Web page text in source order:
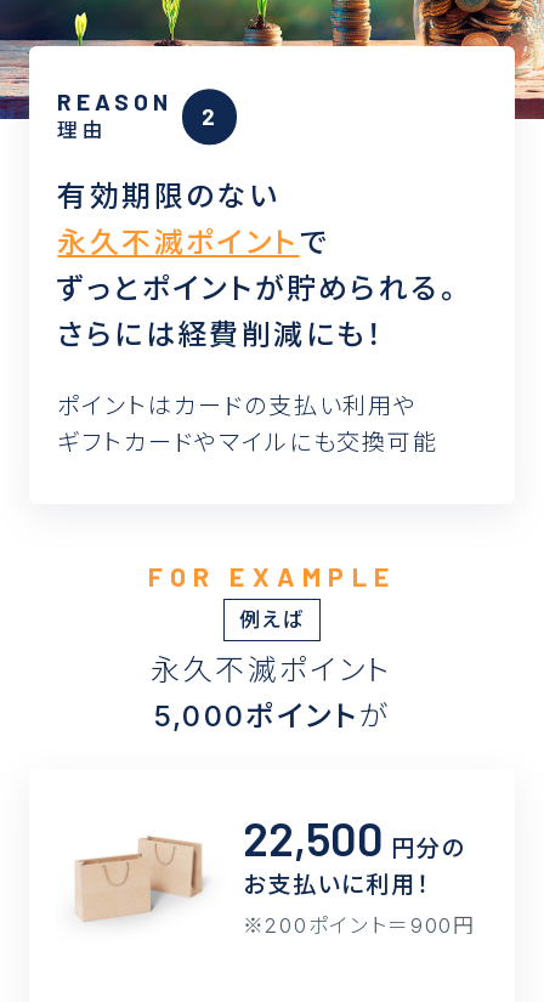
REASON
理由
有効期限のない
永久不滅ポイントで
ずっとポイントが貯められる。
さらには経費削減にも！
ポイントはカードの支払い利用や
ギフトカードやマイルにも交換可能
例えば
永久不滅ポイント
5,000ポイントが
22,500 円分の
お支払いに利用！
200ポイント＝900円